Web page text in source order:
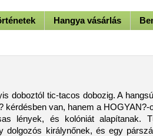
Hangya vásárlás
doboztól tic-tacos dobozig. A
kérdésben van, hanem a HOGYAN?-
lények, és kolóniát alapítanak.
dolgozós királynőnek, és egy